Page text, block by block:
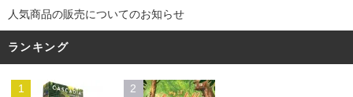
人気商品の販売についてのお知らせ
ランキング
1 2